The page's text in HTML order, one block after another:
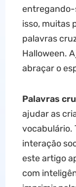
entregando-
isso, muitas
palavras
Halloween.
abraçar o
Palavras
ajudar as
vocabulário.
interação
este artigo
com